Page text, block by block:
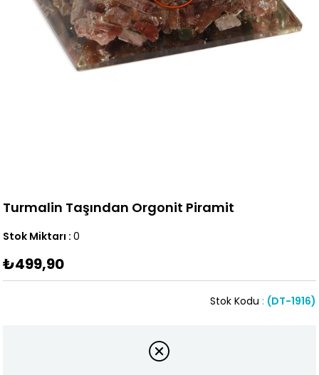
Turmalin Taşından Orgonit Piramit
Stok Miktarı : 0
₺499,90
(DT-1916)
Stok Kodu